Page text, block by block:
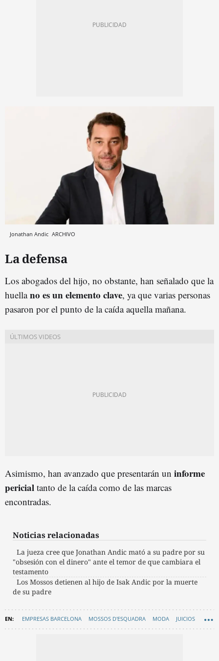
Jonathan Andic ARCHIVO
La defensa
Los abogados del hijo, no obstante, han señalado que la
huellano es un elemento clave, ya que varias personas
pasaron por el punto de la caída aquella mañana.
Asimismo, han avanzado que presentarán un informe
pericial tanto de la caída como de las marcas
encontradas.
Noticias relacionadas
La jueza cree que Jonathan Andic mató a su padre por su
"obsesión con el dinero" ante el temor de que cambiara el
testamento
Los Mossos detienen al hijo de Isak Andic por la muerte
de su padre
EMPRESAS BARCELONA MOSSOS D'ESQUADRA MODA JUICIOS